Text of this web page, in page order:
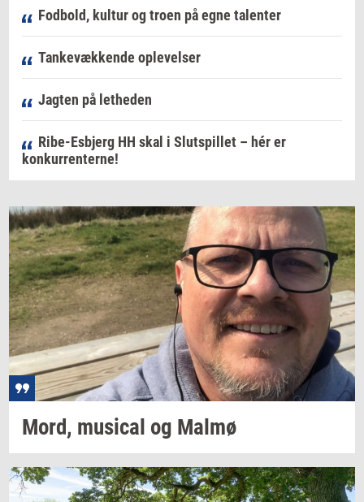
Fodbold, kultur og troen på egne talenter
Tankevækkende oplevelser
Jagten på letheden
Ribe-Esbjerg HH skal i Slutspillet – hér er
konkurrenterne!
Mord, mu­si­cal og Malmø